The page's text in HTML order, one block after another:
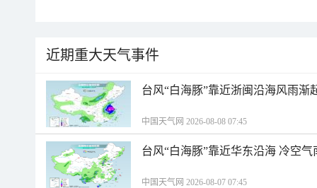
近期重大天气事件
台风“白海豚”靠近浙闽沿海风雨渐
中国天气网 2026-08-08 07:45
台风“白海豚”靠近华东沿海 冷空
中国天气网 2026-08-07 07:45